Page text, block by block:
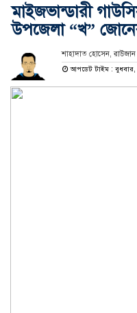
মাইজভান্ডারী
উপজেলা “খ”
শাহাদাত হোসেন, রাউজান
আপডেট টাইম : বুধবার,